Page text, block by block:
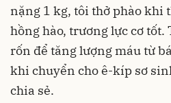
nặng 1 kg, tôi thở phào khi
hồng hào, trương lực cơ
rốn để tăng lượng máu từ
khi chuyển cho ê-kíp sơ
chia sẻ.